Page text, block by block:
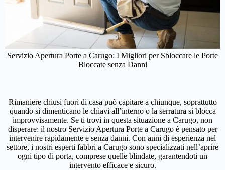
Servizio Apertura Porte a Carugo: I Migliori per Sbloccare le Porte
Bloccate senza Danni
Rimaniere chiusi fuori di casa può capitare a chiunque, soprattutto
quando si dimenticano le chiavi all’interno o la serratura si blocca
improvvisamente. Se ti trovi in questa situazione a Carugo, non
disperare: il nostro Servizio Apertura Porte a Carugo è pensato per
intervenire rapidamente e senza danni. Con anni di esperienza nel
settore, i nostri esperti fabbri a Carugo sono specializzati nell’aprire
ogni tipo di porta, comprese quelle blindate, garantendoti un
intervento efficace e sicuro.